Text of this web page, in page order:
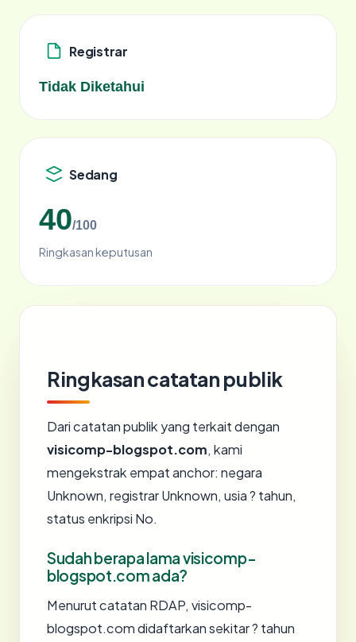
Registrar
Tidak Diketahui
Sedang
40/100
Ringkasan keputusan
Ringkasan catatan publik
Dari catatan publik yang terkait dengan
visicomp-blogspot.com, kami
mengekstrak empat anchor: negara
Unknown, registrar Unknown, usia ? tahun,
status enkripsi No.
Sudah berapa lama visicomp-
blogspot.com ada?
Menurut catatan RDAP, visicomp-
blogspot.com didaftarkan sekitar ? tahun